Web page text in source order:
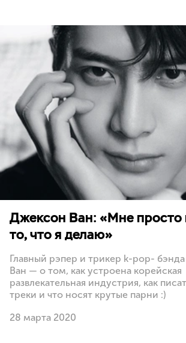
Джексон Ван: «Мне просто
то, что я делаю»
Главный рэпер и трикер k-pop-
Ван — о том, как устроена корейская
развлекательная индустрия, как
треки и что носят крутые парни :)
28 марта 2020